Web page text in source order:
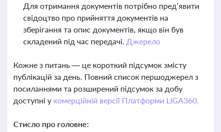
Для отримання документів потрібно пред’явити
свідоцтво про прийняття документів на
зберігання та опис документів, якщо він був
складений під час передачі. Джерело
Кожне з питань — це короткий підсумок змісту
публікацій за день. Повний список першоджерел з
посиланнями та розширений підсумок за добу
доступні у комерційній версії Платформи LIGA360.
Стисло про головне: